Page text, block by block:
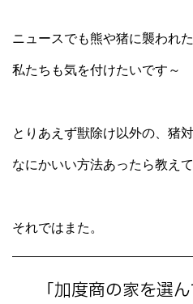
ニュースでも熊や猪に襲われ
私たちも気を付けたいです～
とりあえず獣除け以外の、猪
なにかいい方法あったら教え
それではまた。
「加度商の家を選